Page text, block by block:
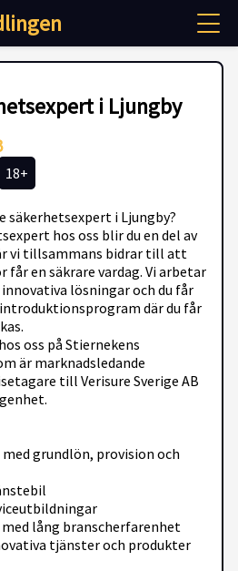
i Ljungby
18+
säkerhetsexpert i Ljungby?
hos oss blir du en del av
vi tillsammans bidrar till att
en säkrare vardag. Vi arbetar
lösningar och du får
där du får
oss på Stiernekens
är marknadsledande
till Verisure Sverige AB
grundlön, provision och
lång branscherfarenhet
tjänster och produkter